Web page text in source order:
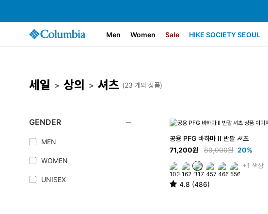
Men Women Sale HIKE SOCIETY SEOUL
세일 > 상의 > 셔츠 (23 개의 상품)
GENDER
MEN
WOMEN
UNISEX
공용 PFG 바하마 II 반팔 셔츠
71,200원
89,000원 20%
+1 색상
4.8 (486)